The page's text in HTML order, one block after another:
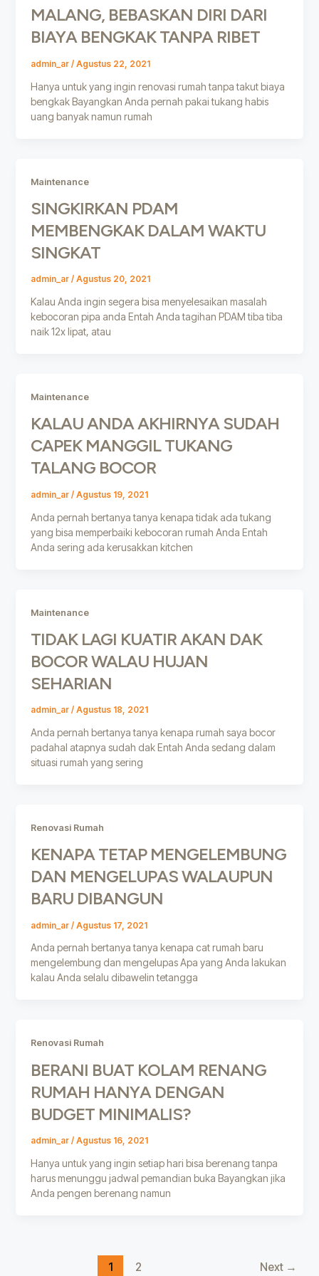
MALANG, BEBASKAN DIRI DARI
BIAYA BENGKAK TANPA RIBET
admin_ar / Agustus 22, 2021
Hanya untuk yang ingin renovasi rumah tanpa takut biaya
bengkak Bayangkan Anda pernah pakai tukang habis
uang banyak namun rumah
Maintenance
SINGKIRKAN PDAM
MEMBENGKAK DALAM WAKTU
SINGKAT
admin_ar / Agustus 20, 2021
Kalau Anda ingin segera bisa menyelesaikan masalah
kebocoran pipa anda Entah Anda tagihan PDAM tiba tiba
naik 12x lipat, atau
Maintenance
KALAU ANDA AKHIRNYA SUDAH
CAPEK MANGGIL TUKANG
TALANG BOCOR
admin_ar / Agustus 19, 2021
Anda pernah bertanya tanya kenapa tidak ada tukang
yang bisa memperbaiki kebocoran rumah Anda Entah
Anda sering ada kerusakkan kitchen
Maintenance
TIDAK LAGI KUATIR AKAN DAK
BOCOR WALAU HUJAN
SEHARIAN
admin_ar / Agustus 18, 2021
Anda pernah bertanya tanya kenapa rumah saya bocor
padahal atapnya sudah dak Entah Anda sedang dalam
situasi rumah yang sering
Renovasi Rumah
KENAPA TETAP MENGELEMBUNG
DAN MENGELUPAS WALAUPUN
BARU DIBANGUN
admin_ar / Agustus 17, 2021
Anda pernah bertanya tanya kenapa cat rumah baru
mengelembung dan mengelupas Apa yang Anda lakukan
kalau Anda selalu dibawelin tetangga
Renovasi Rumah
BERANI BUAT KOLAM RENANG
RUMAH HANYA DENGAN
BUDGET MINIMALIS?
admin_ar / Agustus 16, 2021
Hanya untuk yang ingin setiap hari bisa berenang tanpa
harus menunggu jadwal pemandian buka Bayangkan jika
Anda pengen berenang namun
1 2 Next →